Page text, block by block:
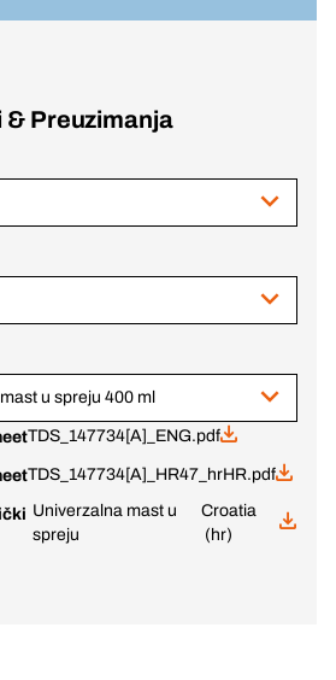
Preuzimanja
u spreju 400 ml
TDS_147734[A]_ENG.pdf
TDS_147734[A]_HR47_hrHR.pdf
Univerzalna mast u
spreju
Croatia
(hr)